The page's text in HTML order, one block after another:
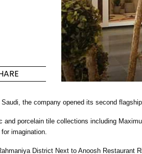
Maximus
Slab
Großformatige
Vielseitigkeit trifft.
the company opened its second
porcelain tile collections including
imagination.
District Next to Anoosh